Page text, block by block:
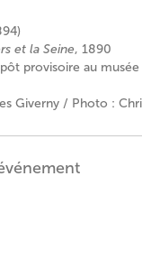
et la Seine, 1890
provisoire au musée
Giverny / Photo :